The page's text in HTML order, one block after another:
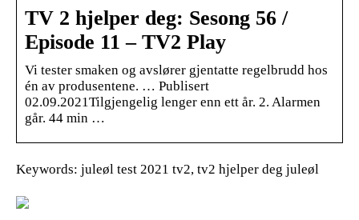
TV 2 hjelper deg: Sesong 56 /
Episode 11 – TV2 Play
Vi tester smaken og avslører gjentatte regelbrudd hos
én av produsentene. … Publisert
02.09.2021Tilgjengelig lenger enn ett år. 2. Alarmen
går. 44 min …
Keywords: juleøl test 2021 tv2, tv2 hjelper deg juleøl